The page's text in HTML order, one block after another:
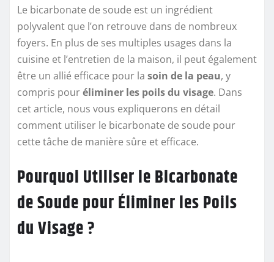
Le bicarbonate de soude est un ingrédient
polyvalent que l’on retrouve dans de nombreux
foyers. En plus de ses multiples usages dans la
cuisine et l’entretien de la maison, il peut également
être un allié efficace pour la soin de la peau, y
compris pouréliminer les poils du visage. Dans
cet article, nous vous expliquerons en détail
comment utiliser le bicarbonate de soude pour
cette tâche de manière sûre et efficace.
Pourquoi Utiliser le Bicarbonate
de Soude pour Éliminer les Poils
du Visage ?